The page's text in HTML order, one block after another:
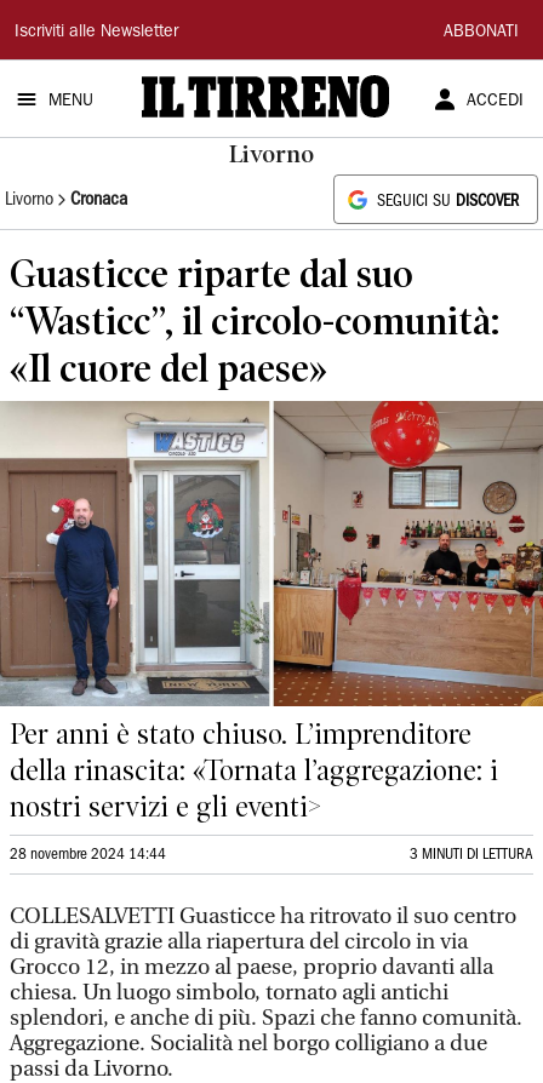
Il
Tirreno
Iscriviti alle Newsletter ABBONATI
MENU ACCEDI
Livorno
Livorno Cronaca SEGUICI SU DISCOVER
Guasticce riparte dal suo
“Wasticc”, il circolo-comunità:
«Il cuore del paese»
Per anni è stato chiuso. L’imprenditore
della rinascita: «Tornata l’aggregazione: i
nostri servizi e gli eventi>
28 novembre 2024 14:44 3 MINUTI DI LETTURA
COLLESALVETTI Guasticce ha ritrovato il suo centro
di gravità grazie alla riapertura del circolo in via
Grocco 12, in mezzo al paese, proprio davanti alla
chiesa. Un luogo simbolo, tornato agli antichi
splendori, e anche di più. Spazi che fanno comunità.
Aggregazione. Socialità nel borgo colligiano a due
passi da Livorno.